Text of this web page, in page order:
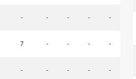
- - - - -
7 - - - -
- - - - -